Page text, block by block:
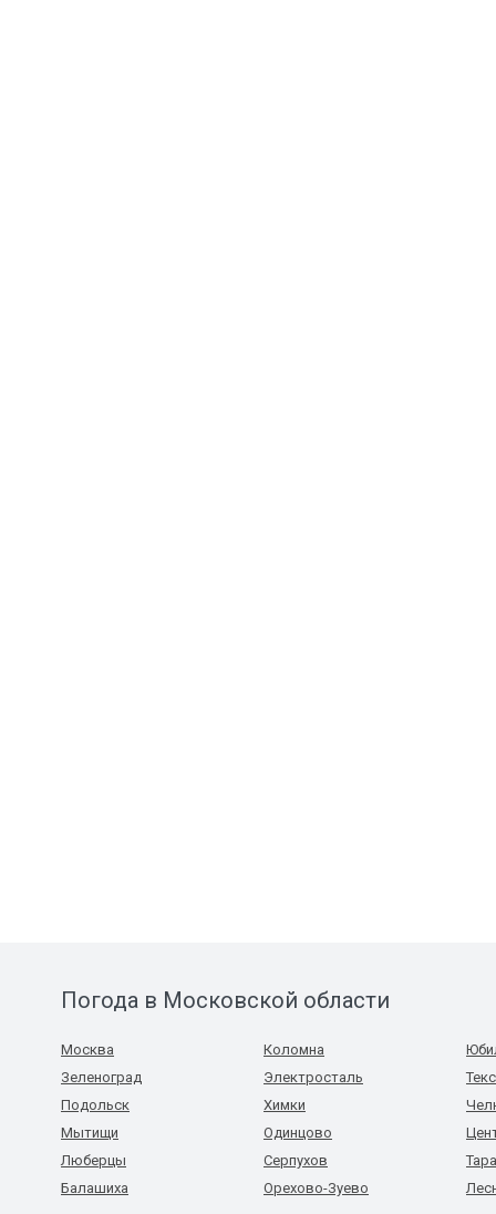
Погода в Московской области
Москва
Зеленоград
Подольск
Мытищи
Люберцы
Балашиха
Коломна
Электросталь
Химки
Одинцово
Серпухов
Орехово-Зуево